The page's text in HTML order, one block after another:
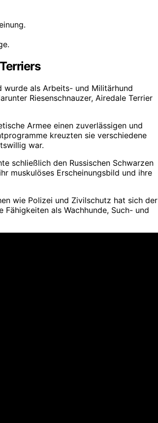
wurde als Arbeits- und Militärhund
Riesenschnauzer, Airedale Terrier
Armee einen zuverlässigen und
kreuzten sie verschiedene
war.
schließlich den Russischen Schwarzen
muskulöses Erscheinungsbild und ihre
wie Polizei und Zivilschutz hat sich der
als Wachhunde, Such- und